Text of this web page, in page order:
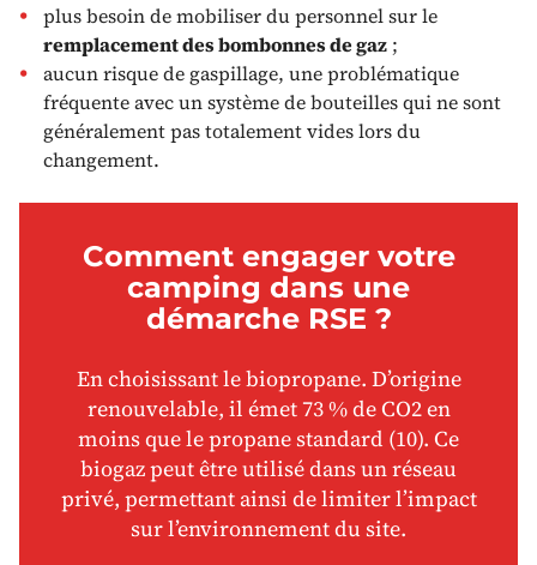
plus besoin de mobiliser du personnel sur le
remplacement des bombonnes de gaz ;
aucun risque de gaspillage, une problématique
fréquente avec un système de bouteilles qui ne sont
généralement pas totalement vides lors du
changement.
Comment engager votre
camping dans une
démarche RSE ?
En choisissant le biopropane. D’origine
renouvelable, il émet 73 % de CO2 en
moins que le propane standard (10). Ce
biogaz peut être utilisé dans un réseau
privé, permettant ainsi de limiter l’impact
sur l’environnement du site.